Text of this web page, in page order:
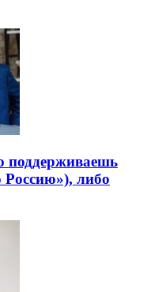
поддерживаешь
либо